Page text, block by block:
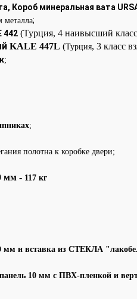
Короб минеральная вата
металла;
442 (Турция, 4 наивысший
KALE 447L (Турция, 3 класс
;
;
полотна к коробке двери;
мм - 117 кг
и вставка из СТЕКЛА
10 мм с ПВХ-пленкой и